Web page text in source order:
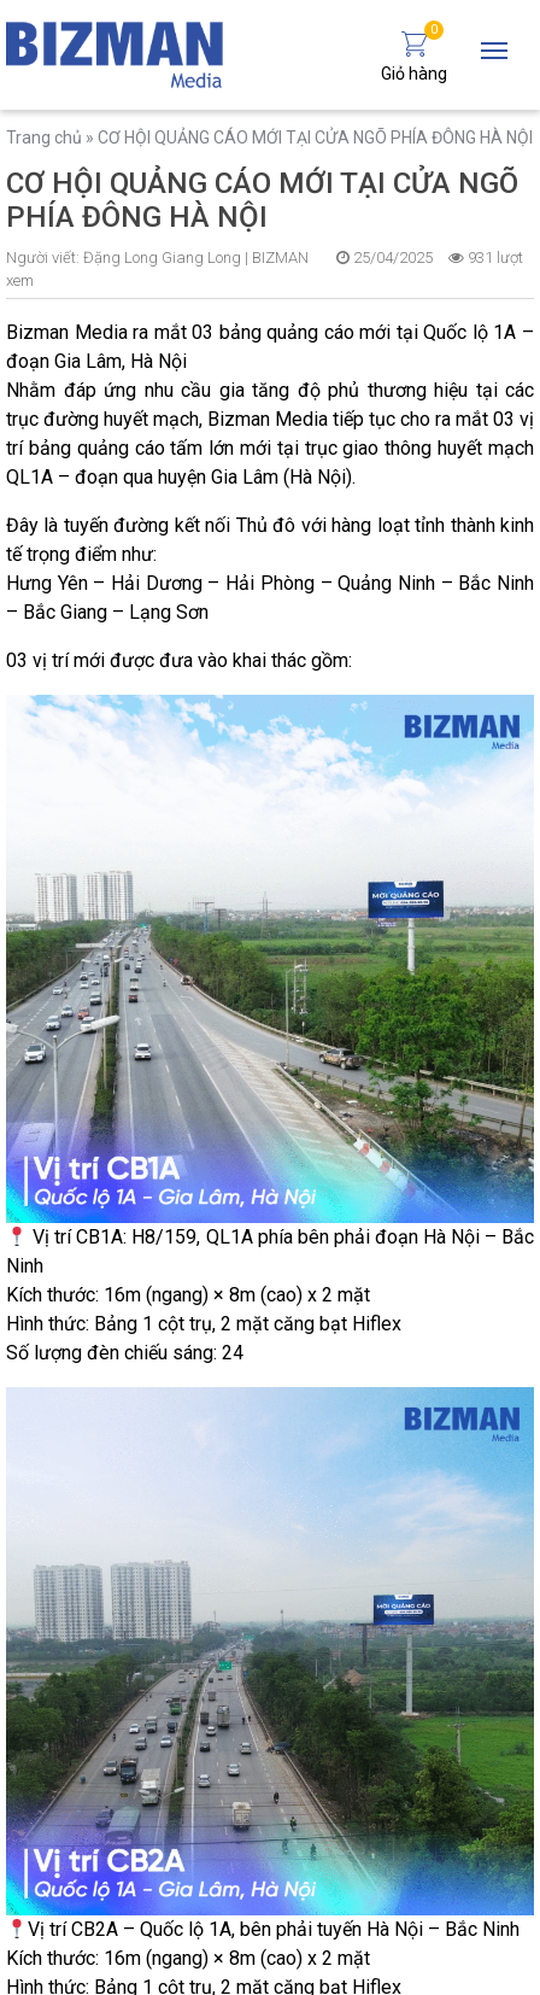
0
Giỏ hàng
Trang chủ » CƠ HỘI QUẢNG CÁO MỚI TẠI CỬA NGÕ PHÍA ĐÔNG HÀ NỘI
CƠ HỘI QUẢNG CÁO MỚI TẠI CỬA NGÕ
PHÍA ĐÔNG HÀ NỘI
Người viết: Đặng Long Giang Long | BIZMAN 25/04/2025
931 lượt
xem
Bizman Media ra mắt 03 bảng quảng cáo mới tại Quốc lộ 1A –
đoạn Gia Lâm, Hà Nội
Nhằm đáp ứng nhu cầu gia tăng độ phủ thương hiệu tại các
trục đường huyết mạch, Bizman Media tiếp tục cho ra mắt 03 vị
trí bảng quảng cáo tấm lớn mới tại trục giao thông huyết mạch
QL1A – đoạn qua huyện Gia Lâm (Hà Nội).
Đây là tuyến đường kết nối Thủ đô với hàng loạt tỉnh thành kinh
tế trọng điểm như:
Hưng Yên – Hải Dương – Hải Phòng – Quảng Ninh – Bắc Ninh
– Bắc Giang – Lạng Sơn
03 vị trí mới được đưa vào khai thác gồm:
Vị trí CB1A: H8/159, QL1A phía bên phải đoạn Hà Nội – Bắc
Ninh
Kích thước: 16m (ngang) × 8m (cao) x 2 mặt
Hình thức: Bảng 1 cột trụ, 2 mặt căng bạt Hiflex
Số lượng đèn chiếu sáng: 24
Vị trí CB2A – Quốc lộ 1A, bên phải tuyến Hà Nội – Bắc Ninh
Kích thước: 16m (ngang) × 8m (cao) x 2 mặt
Hình thức: Bảng 1 cột trụ, 2 mặt căng bạt Hiflex